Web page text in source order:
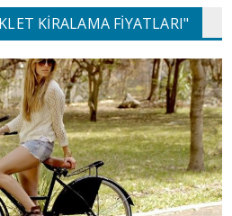
KIRALAMA FIYATLARI"